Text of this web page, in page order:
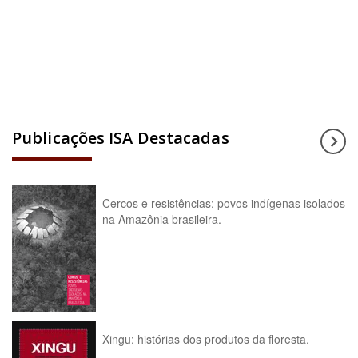
Publicações ISA Destacadas
Cercos e resistências: povos indígenas isolados
na Amazônia brasileira.
Xingu: histórias dos produtos da floresta.